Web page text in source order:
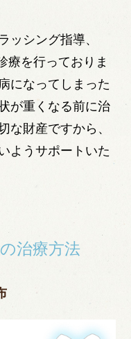
ッシング指導、
療を行っておりま
になってしまった
が重くなる前に治
な財産ですから、
ようサポートいた
治療方法